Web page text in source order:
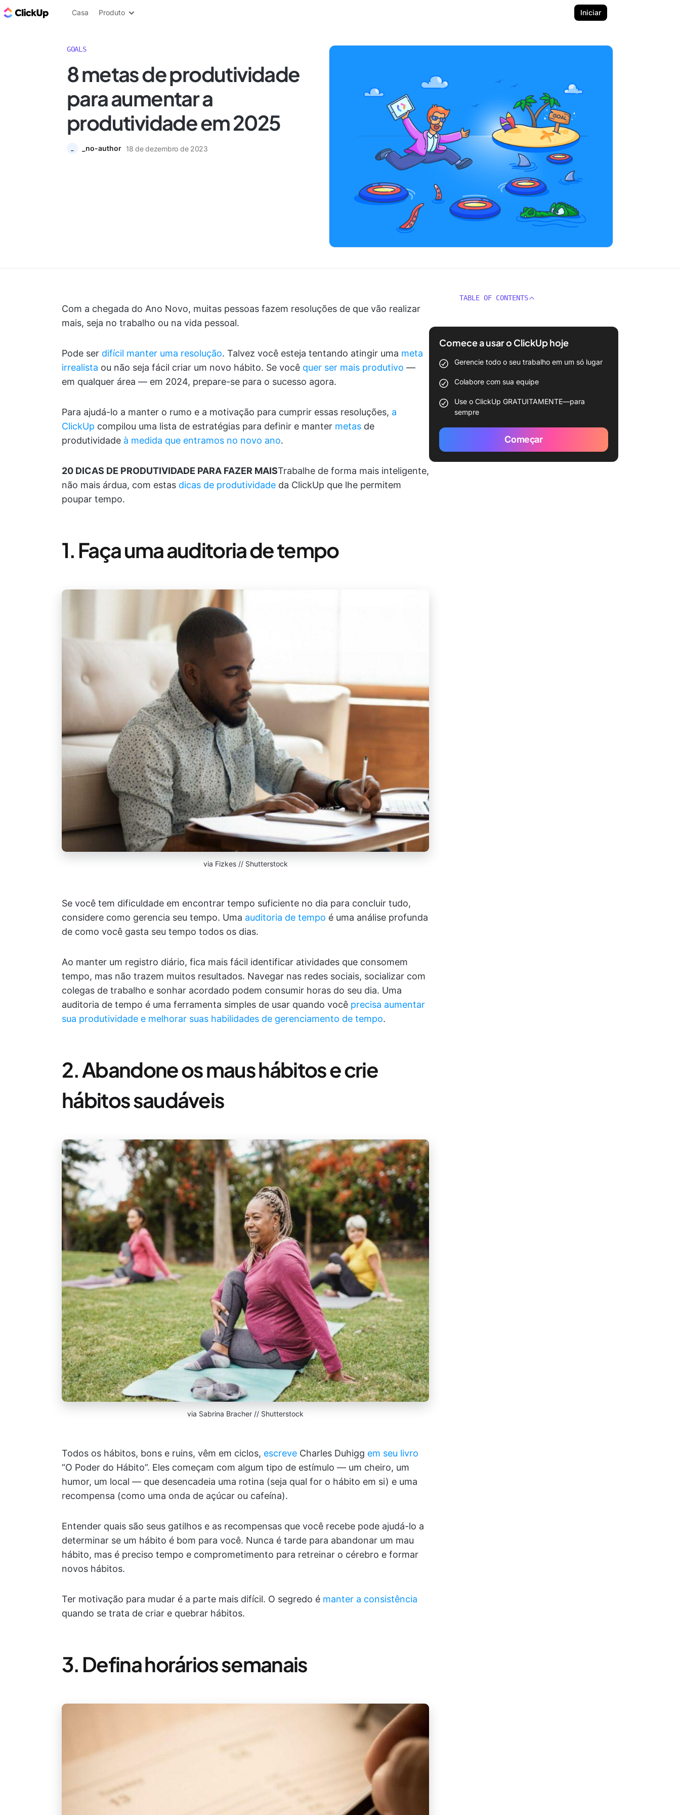
ClickUp Blogue
Casa Produto Iniciar
GOALS
8 metas de produtividade
para aumentar a
produtividade em 2025
_no-author 18 de dezembro de 2023
Com a chegada do Ano Novo, muitas pessoas fazem resoluções de que vão realizar
mais, seja no trabalho ou na vida pessoal.
Pode ser difícil manter uma resolução. Talvez você esteja tentando atingir uma meta
irrealista ou não seja fácil criar um novo hábito. Se você quer ser mais produtivo —
em qualquer área — em 2024, prepare-se para o sucesso agora.
Para ajudá-lo a manter o rumo e a motivação para cumprir essas resoluções, a
ClickUp compilou uma lista de estratégias para definir e manter metas de
produtividade à medida que entramos no novo ano.
20 DICAS DE PRODUTIVIDADE PARA FAZER MAISTrabalhe de forma mais inteligente,
não mais árdua, com estas dicas de produtividade da ClickUp que lhe permitem
poupar tempo.
1. Faça uma auditoria de tempo
via Fizkes // Shutterstock
Se você tem dificuldade em encontrar tempo suficiente no dia para concluir tudo,
considere como gerencia seu tempo. Uma auditoria de tempo é uma análise profunda
de como você gasta seu tempo todos os dias.
Ao manter um registro diário, fica mais fácil identificar atividades que consomem
tempo, mas não trazem muitos resultados. Navegar nas redes sociais, socializar com
colegas de trabalho e sonhar acordado podem consumir horas do seu dia. Uma
auditoria de tempo é uma ferramenta simples de usar quando você precisa aumentar
sua produtividade e melhorar suas habilidades de gerenciamento de tempo.
2. Abandone os maus hábitos e crie
hábitos saudáveis
via Sabrina Bracher // Shutterstock
Todos os hábitos, bons e ruins, vêm em ciclos, escreve Charles Duhigg em seu livro
“O Poder do Hábito”. Eles começam com algum tipo de estímulo — um cheiro, um
humor, um local — que desencadeia uma rotina (seja qual for o hábito em si) e uma
recompensa (como uma onda de açúcar ou cafeína).
Entender quais são seus gatilhos e as recompensas que você recebe pode ajudá-lo a
determinar se um hábito é bom para você. Nunca é tarde para abandonar um mau
hábito, mas é preciso tempo e comprometimento para retreinar o cérebro e formar
novos hábitos.
Ter motivação para mudar é a parte mais difícil. O segredo é manter a consistência
quando se trata de criar e quebrar hábitos.
3. Defina horários semanais
TABLE OF CONTENTS
Comece a usar o ClickUp hoje
Gerencie todo o seu trabalho em um só lugar
Colabore com sua equipe
Use o ClickUp GRATUITAMENTE—para
sempre
Começar